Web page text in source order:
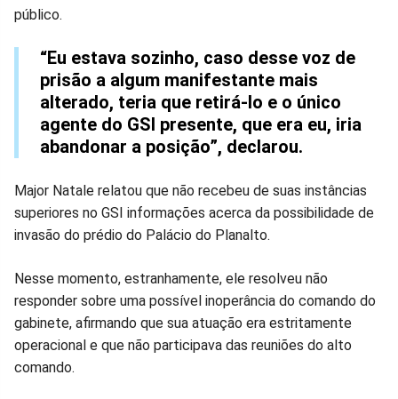
público.
“Eu estava sozinho, caso desse voz de
prisão a algum manifestante mais
alterado, teria que retirá-lo e o único
agente do GSI presente, que era eu, iria
abandonar a posição”, declarou.
Major Natale relatou que não recebeu de suas instâncias
superiores no GSI informações acerca da possibilidade de
invasão do prédio do Palácio do Planalto.
Nesse momento, estranhamente, ele resolveu não
responder sobre uma possível inoperância do comando do
gabinete, afirmando que sua atuação era estritamente
operacional e que não participava das reuniões do alto
comando.